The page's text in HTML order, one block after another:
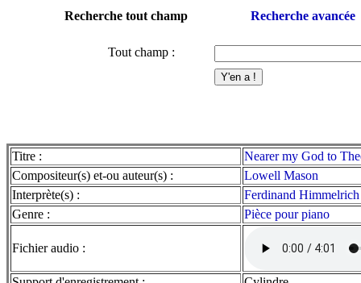
Recherche tout champ Recherche avancée
Tout champ :
Titre :
Nearer my God to
Compositeur(s) et-ou auteur(s) :
Lowell Mason
Interprète(s) :
Ferdinand Himmelrich
Genre :
Pièce pour piano
Fichier audio :